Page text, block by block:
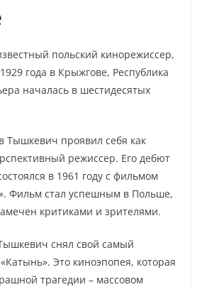
польский кинорежиссер,
года в Крыжгове, Республика
началась в шестидесятых
Тышкевич проявил себя как
режиссер. Его дебют
в 1961 году с фильмом
Фильм стал успешным в Польше,
критиками и зрителями.
снял свой самый
Это киноэпопея, которая
трагедии – массовом